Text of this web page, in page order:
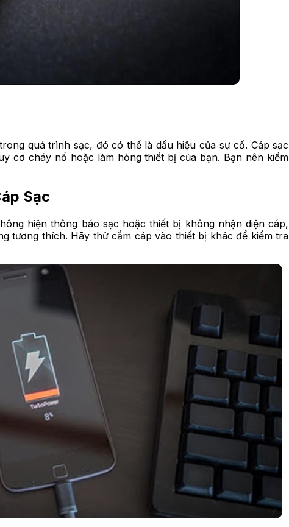
quá trình sạc, đó có thể là dấu hiệu của sự cố. Cáp sạc
cơ cháy nổ hoặc làm hỏng thiết bị của bạn. Bạn nên kiểm
Sạc
hiện thông báo sạc hoặc thiết bị không nhận diện cáp,
tương thích. Hãy thử cắm cáp vào thiết bị khác để kiểm tra